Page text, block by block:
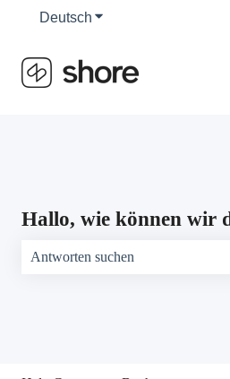
Deutsch Untermenü für
Hallo, wie können wir